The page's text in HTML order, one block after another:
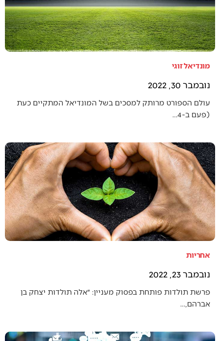
מונדיאל זוגי
נובמבר 30, 2022
עולם הספורט מרותק למסכים בשל המונדיאל המתקיים כעת
(פעם ב-4…
אחריות
נובמבר 23, 2022
פרשת תולדות פותחת בפסוק מעניין: ״אלה תולדות יצחק בן
אברהם,…